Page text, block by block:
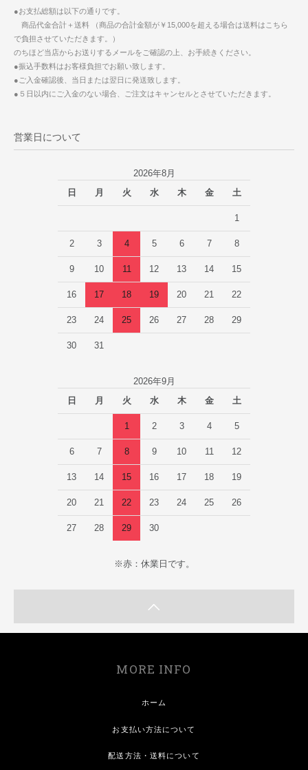
●お支払総額は以下の通りです。
商品代金合計＋送料 （商品の合計金額が￥15,000を超える場合は送料はこちら
で負担させていただきます。）
のちほど当店からお送りするメールをご確認の上、お手続きください。
●振込手数料はお客様負担でお願い致します。
●ご入金確認後、当日または翌日に発送致します。
●５日以内にご入金のない場合、ご注文はキャンセルとさせていただきます。
営業日について
2026年8月
日
月 火 水 木 金 土
1
2 3 4 5 6 7 8
9 10 11 12 13 14 15
16 17 18 19 20 21 22
23 24 25 26 27 28 29
30 31
2026年9月
日
月 火 水 木 金 土
1 2 3 4 5
6 7 8 9 10 11 12
13 14 15 16 17 18 19
20 21 22 23 24 25 26
27 28 29 30
※赤：休業日です。
MORE INFO
ホーム
お支払い方法について
配送方法・送料について